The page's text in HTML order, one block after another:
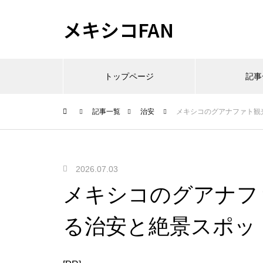
メキシコFAN
トップページ 記
記事一覧 治安 メキシコのグアナファト
2026.07.03
メキシコのグアナ
る治安と絶景スポッ